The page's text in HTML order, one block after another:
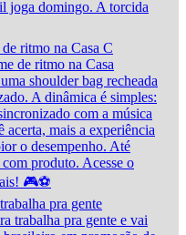
ritmo na Casa C
pra gente